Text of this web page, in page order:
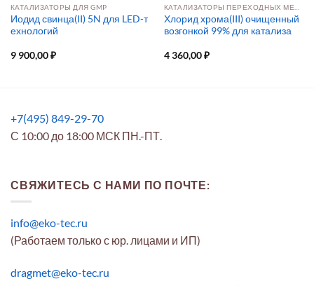
КАТАЛИЗАТОРЫ ДЛЯ GMP
Иодид свинца(II) 5N для LED-т
ехнологий
9 900,00₽
Хлорид хрома(III) очищенный
возгонкой 99% для катализа
4 360,00₽
+7(495) 849-29-70
С 10:00 до 18:00 МСК ПН.-ПТ.
СВЯЖИТЕСЬ С НАМИ ПО ПОЧТЕ:
info@eko-tec.ru
(Работаем только с юр. лицами и ИП)
dragmet@eko-tec.ru